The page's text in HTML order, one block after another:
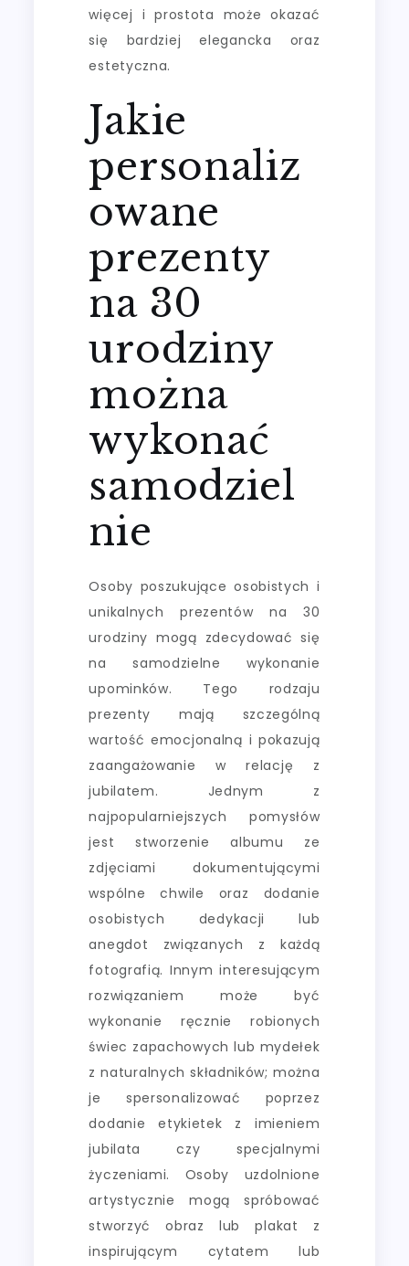
więcej i prostota może okazać
się bardziej elegancka oraz
estetyczna.
Jakie
personaliz
owane
prezenty
na 30
urodziny
można
wykonać
samodziel
nie
Osoby poszukujące osobistych i
unikalnych prezentów na 30
urodziny mogą zdecydować się
na samodzielne wykonanie
upominków. Tego rodzaju
prezenty mają szczególną
wartość emocjonalną i pokazują
zaangażowanie w relację z
jubilatem. Jednym z
najpopularniejszych pomysłów
jest stworzenie albumu ze
zdjęciami dokumentującymi
wspólne chwile oraz dodanie
osobistych dedykacji lub
anegdot związanych z każdą
fotografią. Innym interesującym
rozwiązaniem może być
wykonanie ręcznie robionych
świec zapachowych lub mydełek
z naturalnych składników; można
je spersonalizować poprzez
dodanie etykietek z imieniem
jubilata czy specjalnymi
życzeniami. Osoby uzdolnione
artystycznie mogą spróbować
stworzyć obraz lub plakat z
inspirującym cytatem lub